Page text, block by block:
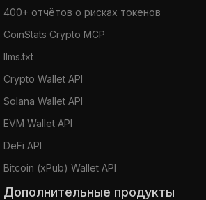
400+ отчётов о рисках токенов
CoinStats Crypto MCP
llms.txt
Crypto Wallet API
Solana Wallet API
EVM Wallet API
DeFi API
Bitcoin (xPub) Wallet API
Дополнительные продукты